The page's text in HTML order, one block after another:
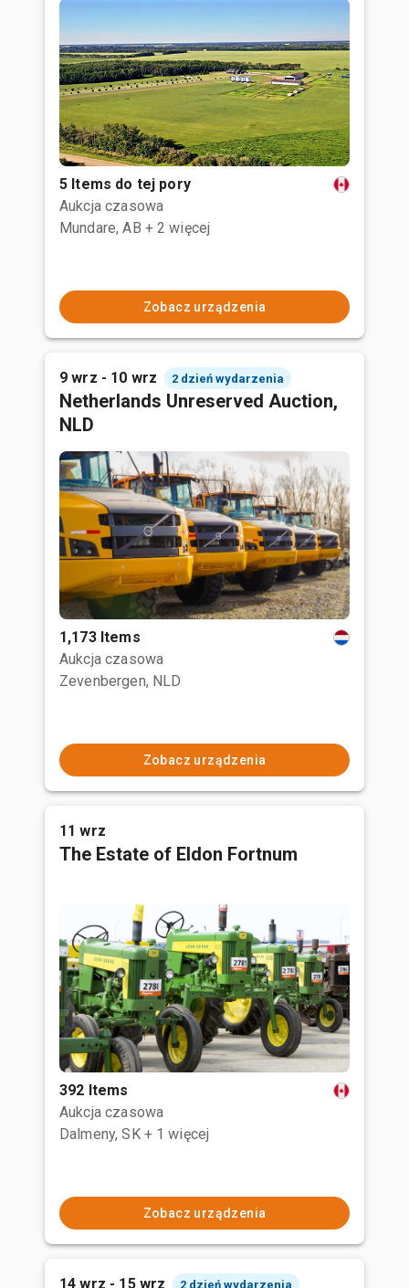
5 Items do tej pory
Aukcja czasowa
Mundare, AB + 2 więcej
Zobacz urządzenia
9 wrz - 10 wrz 2 dzień wydarzenia
Netherlands Unreserved Auction,
NLD
1,173 Items
Aukcja czasowa
Zevenbergen, NLD
Zobacz urządzenia
11 wrz
The Estate of Eldon Fortnum
392 Items
Aukcja czasowa
Dalmeny, SK + 1 więcej
Zobacz urządzenia
14 wrz - 15 wrz 2 dzień wydarzenia